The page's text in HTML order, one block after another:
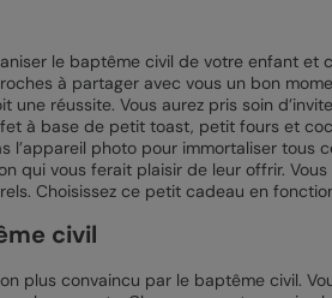
le baptême civil de votre enfant
à partager avec vous un bon
réussite. Vous aurez pris soin
à base de petit toast, petit fours et
photo pour immortaliser
qui vous ferait plaisir de leur offrir.
Choisissez ce petit cadeau en
civil
plus convaincu par le baptême civil.